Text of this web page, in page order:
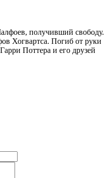
получивший свободу.
Хогвартса. Погиб от руки
Поттера и его друзей